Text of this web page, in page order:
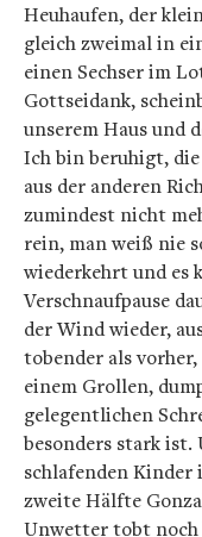
Heuhaufen, der
gleich zweimal in
einen Sechser im
Gottseidank,
unserem Haus und
Ich bin beruhigt,
aus der anderen
zumindest nicht
rein, man weiß nie
wiederkehrt und es
Verschnaufpause
der Wind wieder,
tobender als
einem Grollen,
gelegentlichen
besonders stark
schlafenden Kinder
zweite Hälfte
Unwetter tobt